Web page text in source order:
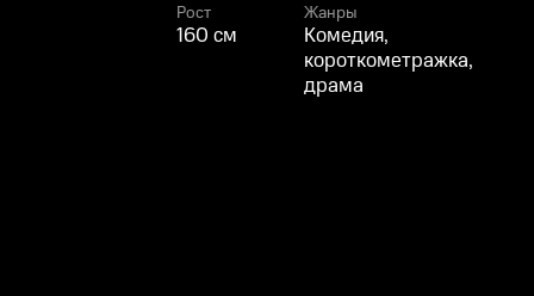
Рост
160 см
Жанры
Комедия,
короткометражка,
драма